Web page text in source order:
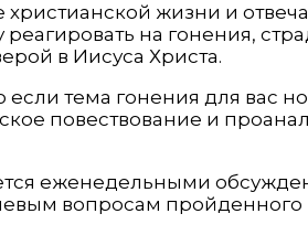
жизни и
на гонения,
в Иисуса Христа.
тема гонения для вас
повествование и
еженедельными
вопросам пройденного